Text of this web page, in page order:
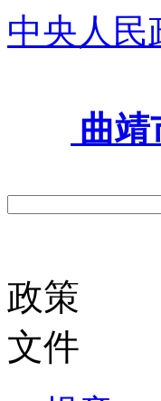
中央人民
曲靖
政策
文件